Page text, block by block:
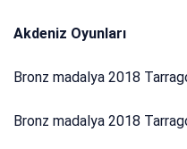
Akdeniz Oyunları
Bronz madalya 2018
Bronz madalya 2018